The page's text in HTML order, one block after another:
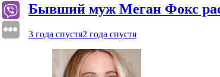
Бывший муж Меган Фокс
3 года спустя2 года спустя